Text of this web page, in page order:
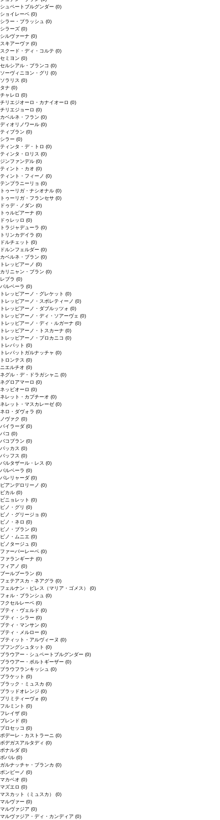
シュペートブルグンダー (0)
ショイレーベ (0)
シラー・ブラッシュ (0)
シラーズ (0)
シルヴァーナ (0)
スキアーヴァ (0)
スクード・ディ・コルテ (0)
セミヨン (0)
セルシアル・ブランコ (0)
ソーヴィニヨン・グリ (0)
ソラリス (0)
タナ (0)
チャレロ (0)
チリエジオーロ・カナイオーロ (0)
チリエジョーロ (0)
カベルネ・フラン (0)
ディオリノワール (0)
ティブラン (0)
シラー (0)
ティンタ・デ・トロ (0)
ティンタ・ロリス (0)
ジンファンデル (0)
ティント・カオ (0)
ティント・フィーノ (0)
テンプラニーリョ (0)
トゥーリガ・ナシオナル (0)
トゥーリガ・フランセサ (0)
ドゥデ・ノダン (0)
トゥルビアーナ (0)
ドゥレッロ (0)
トラジャデューラ (0)
トリンカデイラ (0)
ドルチェット (0)
ドルンフェルダー (0)
カベルネ・ブラン (0)
トレッビアーノ (0)
カリニャン・ブラン (0)
レブラ (0)
バルベーラ (0)
トレッビアーノ・グレケット (0)
トレッビアーノ・スポレティーノ (0)
トレッビアーノ・ダブルッツォ (0)
トレッビアーノ・ディ・ソアーヴェ (0)
トレッビアーノ・ディ・ルガーナ (0)
トレッビアーノ・トスカーナ (0)
トレッビアーノ・プロカニコ (0)
トレパット (0)
トレパットガルナッチャ (0)
トロンテス (0)
ニエルチオ (0)
ネグル・デ・ドラガシャニ (0)
ネグロアマーロ (0)
ネッビオーロ (0)
ネレット・カプチーオ (0)
ネレット・マスカレーゼ (0)
ネロ・ダヴォラ (0)
ノヴァク (0)
バイラーダ (0)
バコ (0)
バコブラン (0)
バッカス (0)
バッフス (0)
バルタザール・レス (0)
バルベーラ (0)
パレリャーダ (0)
ピアンデロリーノ (0)
ビカル (0)
ピニョレット (0)
ピノ・グリ (0)
ピノ・グリージョ (0)
ピノ・ネロ (0)
ピノ・ブラン (0)
ピノ・ムニエ (0)
ピノタージュ (0)
ファーバーレーベ (0)
ファランギーナ (0)
フィアノ (0)
ブールブーラン (0)
フェテアスカ・ネアグラ (0)
フェルナン・ピレス（マリア・ゴメス） (0)
フォル・ブランシュ (0)
フクセルレーベ (0)
プティ・ヴェルド (0)
プティ・シラー (0)
プティ・マンサン (0)
プティ・メルロー (0)
プティット・アルヴィーヌ (0)
プフングシュタット (0)
ブラウアー・シュペートブルグンダー (0)
ブラウアー・ポルトギーザー (0)
ブラウフランキッシュ (0)
ブラケット (0)
ブラック・ミュスカ (0)
ブラッドオレンジ (0)
プリミティーヴォ (0)
フルミント (0)
フレイザ (0)
ブレンド (0)
プロセッコ (0)
ポデーレ・カストラーニ (0)
ボデガスアルタディ (0)
ボナルダ (0)
ボバル (0)
ガルナッチャ・ブランカ (0)
ボンビーノ (0)
マカベオ (0)
マズエロ (0)
マスカット（ミュスカ） (0)
マルヴァー (0)
マルヴァジア (0)
マルヴァジア・ディ・カンディア (0)